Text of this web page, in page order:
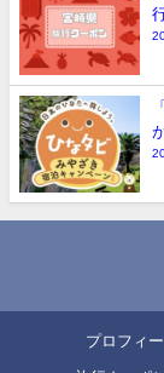
プロフィ